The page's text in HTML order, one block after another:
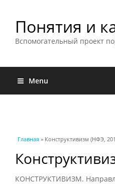
Понятия и
Вспомогательный проект
Menu
Вы здесь
Главная » Конструктивизм (НФЭ,
КОНСТРУКТИВИЗМ.